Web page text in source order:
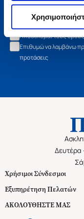
Αποδέχομαι τους
Επιθυμώ να λαμβάνω
προτάσεις
Χρήσιμοι Σύνδεσμοι
Εξυπηρέτηση Πελατών
ΑΚΟΛΟΥΘΗΣΤΕ ΜΑΣ